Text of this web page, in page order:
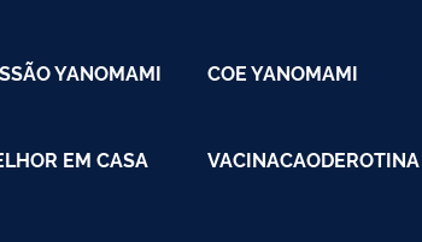
YANOMAMI COE YANOMAMI
EM CASA VACINACAODEROTINA